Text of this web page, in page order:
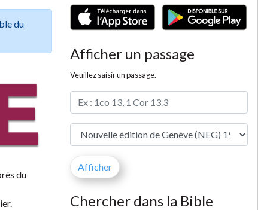
du
du
Afficher un passage
Veuillez saisir un passage.
Chercher dans la Bible